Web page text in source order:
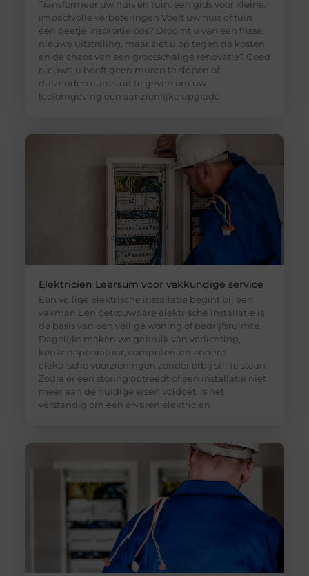
Transformeer uw huis en tuin: een gids voor kleine,
impactvolle verbeteringen Voelt uw huis of tuin
een beetje inspiratieloos? Droomt u van een frisse,
nieuwe uitstraling, maar ziet u op tegen de kosten
en de chaos van een grootschalige renovatie? Goed
nieuws: u hoeft geen muren te slopen of
duizenden euro’s uit te geven om uw
leefomgeving een aanzienlijke upgrade
Elektricien Leersum voor vakkundige service
Een veilige elektrische installatie begint bij een
vakman Een betrouwbare elektrische installatie is
de basis van een veilige woning of bedrijfsruimte.
Dagelijks maken we gebruik van verlichting,
keukenapparatuur, computers en andere
elektrische voorzieningen zonder erbij stil te staan.
Zodra er een storing optreedt of een installatie niet
meer aan de huidige eisen voldoet, is het
verstandig om een ervaren elektricien